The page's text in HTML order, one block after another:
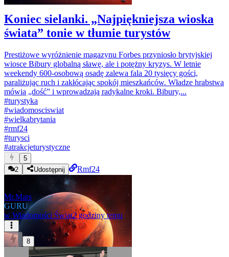
Koniec sielanki. „Najpiękniejsza wioska
świata” tonie w tłumie turystów
Prestiżowe wyróżnienie magazynu Forbes przyniosło brytyjskiej
wiosce Bibury globalną sławę, ale i potężny kryzys. W letnie
weekendy 600-osobową osadę zalewa fala 20 tysięcy gości,
paraliżując ruch i zakłócając spokój mieszkańców. Władze hrabstwa
mówią „dość” i wprowadzają radykalne kroki. Bibury,...
#turystyka
#wiadomosciswiat
#wielkabrytania
#rmf24
#turysci
#atrakcjeturystyczne
5
2
Udostępnij Rmf24
Mr.Mars
GURU
w Wiadomości Świat2 godziny temu
8